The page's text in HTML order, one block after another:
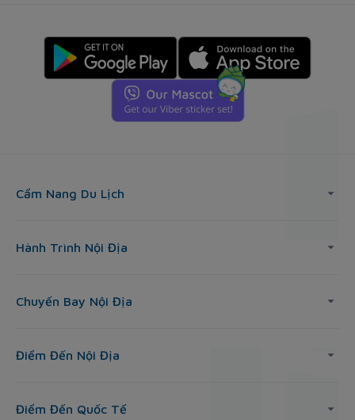
Cẩm Nang Du Lịch
Hành Trình Nội Địa
Chuyến Bay Nội Địa
Điểm Đến Nội Địa
Điểm Đến Quốc Tế